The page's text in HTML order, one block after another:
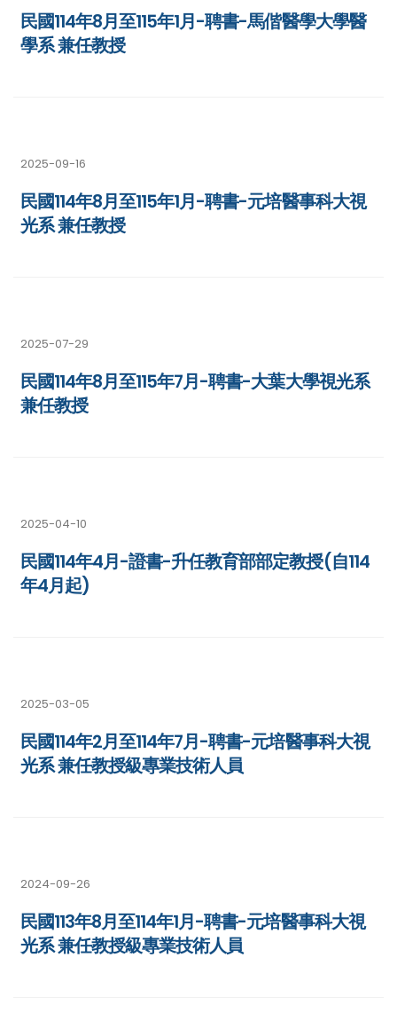
民國114年8月至115年1月-聘書-馬偕醫學大學醫
學系 兼任教授
2025-09-16
民國114年8月至115年1月-聘書-元培醫事科大視
光系 兼任教授
2025-07-29
民國114年8月至115年7月-聘書-大葉大學視光系
兼任教授
2025-04-10
民國114年4月-證書-升任教育部部定教授(自114
年4月起)
2025-03-05
民國114年2月至114年7月-聘書-元培醫事科大視
光系 兼任教授級專業技術人員
2024-09-26
民國113年8月至114年1月-聘書-元培醫事科大視
光系 兼任教授級專業技術人員